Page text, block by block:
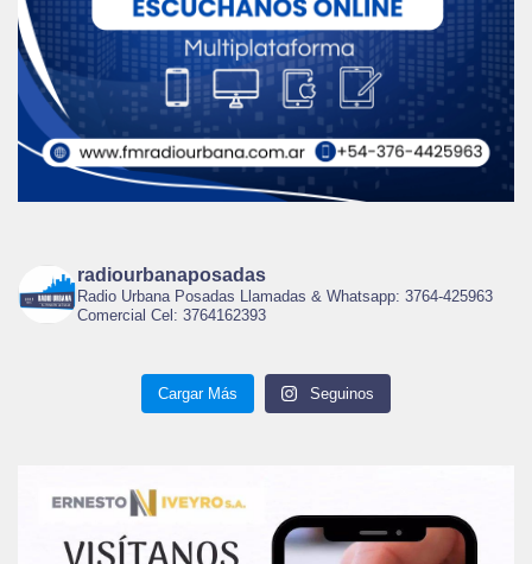
radiourbanaposadas
Radio Urbana Posadas Llamadas & Whatsapp: 3764-425963
Comercial Cel: 3764162393
Cargar Más Seguinos